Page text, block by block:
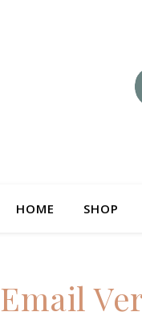
HOME SHOP
Email